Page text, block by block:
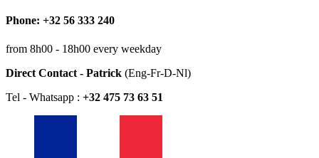
Phone: +32 56 333 240
from 8h00 - 18h00 every weekday
Direct Contact - Patrick (Eng-Fr-D-Nl)
Tel - Whatsapp : +32 475 73 63 51